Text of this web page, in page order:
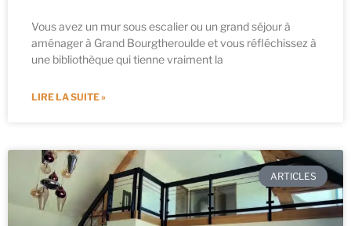
Vous avez un mur sous escalier ou un grand séjour à
aménager à Grand Bourgtheroulde et vous réfléchissez à
une bibliothèque qui tienne vraiment la
LIRE LA SUITE »
ARTICLES